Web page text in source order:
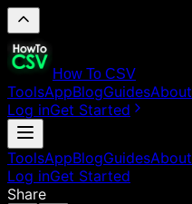
How To CSV
ToolsAppBlogGuidesAbout
Log inGet Started
ToolsAppBlogGuidesAbout
Log inGet Started
Share